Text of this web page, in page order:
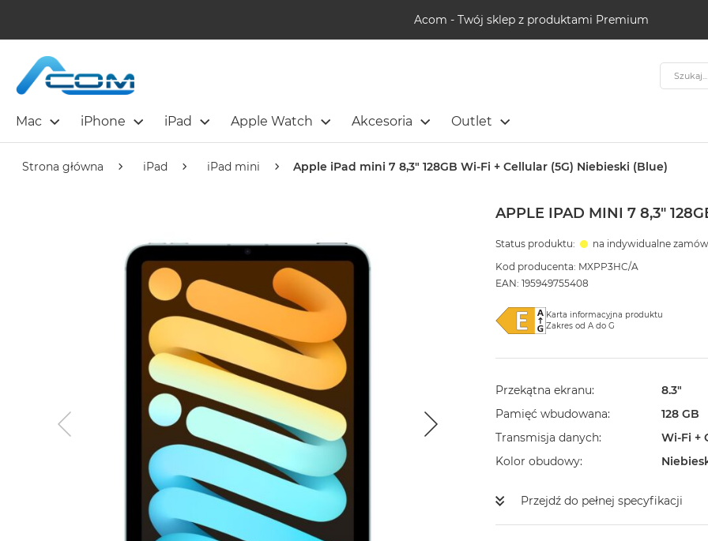
Acom - Twój sklep z produktami Premium
Mac iPhone iPad Apple Watch Akcesoria Outlet
Szukaj
Strona główna iPad iPad mini Apple iPad mini 7 8,3" 128GB Wi-Fi + Cellular (5G) Niebieski (Blue)
APPLE IPAD MINI 7 8,3"
Status produktu:
na indywidualne
Kod producenta: MXPP3HC/A
EAN: 195949755408
Karta informacyjna produktu
Zakres od A do G
Przekątna ekranu
8.3"
Pamięć wbudowana
128 GB
Transmisja danych
Wi-Fi +
Kolor obudowy
Przejdź do pełnej specyfikacji